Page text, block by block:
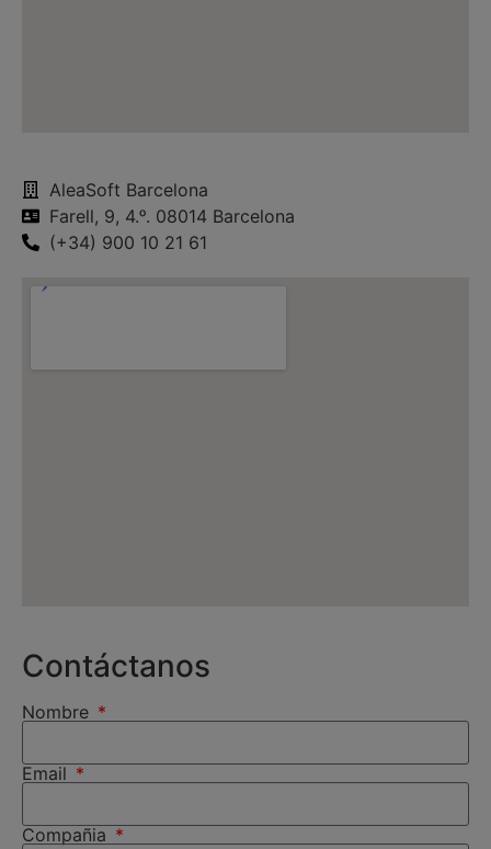
AleaSoft Barcelona
Farell, 9, 4.ᵒ. 08014 Barcelona
(+34) 900 10 21 61
Contáctanos
Nombre
Email
Compañia